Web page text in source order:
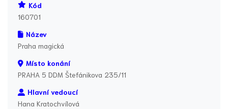
Kód
160701
Název
Praha magická
Místo konání
PRAHA 5 DDM Štefánikova 235/11
Hlavní vedoucí
Hana Kratochvílová